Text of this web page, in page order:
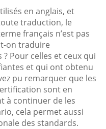
en anglais, et
traduction, le
français n’est pas
on traduire
Pour celles et ceux qui
et qui ont obtenu
pu remarquer que les
sont en
à continuer de les
cela permet aussi
des standards.